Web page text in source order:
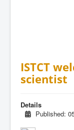
ISTCT
scientist
Details
Published: